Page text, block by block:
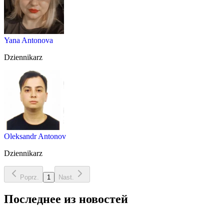
Yana Antonova
Dziennikarz
Oleksandr Antonov
Dziennikarz
Poprz. 1 Nast.
Последнее из новостей